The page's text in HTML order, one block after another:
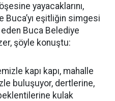
yayacaklarını,
Buca’yı eşitliğin simgesi
Buca Belediye
şöyle konuştu:
kapı kapı, mahalle
buluşuyor, dertlerine,
kulak